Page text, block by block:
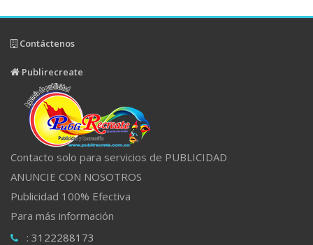
Contáctenos
Publirecreate
Contacto solo para servicios de PUBLICIDAD
ANUNCIE CON NOSOTROS
Publicidad 100% Efectiva
Para más información
: 3122288173